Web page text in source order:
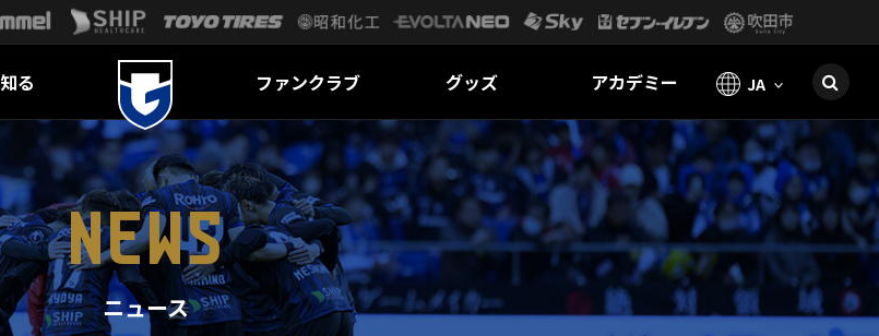
る ファンクラブ グッズ アカデミー JA
NEWS
ニュース